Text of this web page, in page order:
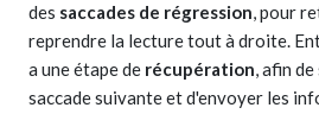
des saccades de régression, pour
reprendre la lecture tout à droite.
a une étape de récupération, afin
saccade suivante et d'envoyer les